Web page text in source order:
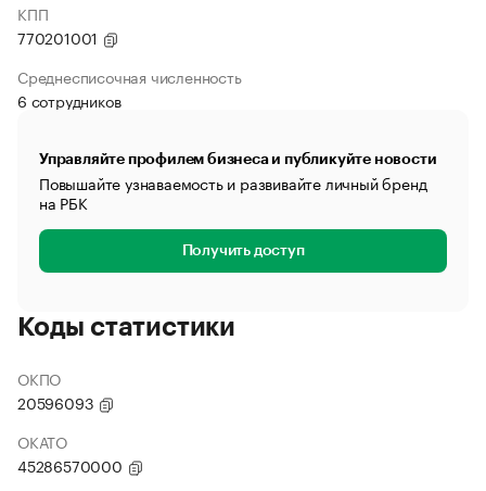
КПП
770201001
Среднесписочная численность
6 сотрудников
Управляйте профилем бизнеса и публикуйте новости
Повышайте узнаваемость и развивайте личный бренд
на РБК
Получить доступ
Коды статистики
ОКПО
20596093
ОКАТО
45286570000